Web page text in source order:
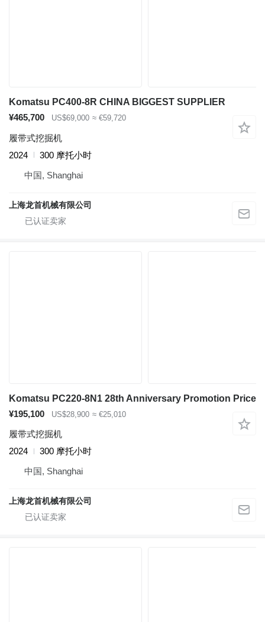
Komatsu PC400-8R CHINA BIGGEST SUPPLIER
¥465,700
US$69,000 ≈ €59,720
履带式挖掘机
2024
300 摩托小时
中国, Shanghai
上海龙首机械有限公司
Komatsu PC220-8N1 28th Anniversary Promotion Price
¥195,100
US$28,900 ≈ €25,010
履带式挖掘机
2024
300 摩托小时
中国, Shanghai
上海龙首机械有限公司